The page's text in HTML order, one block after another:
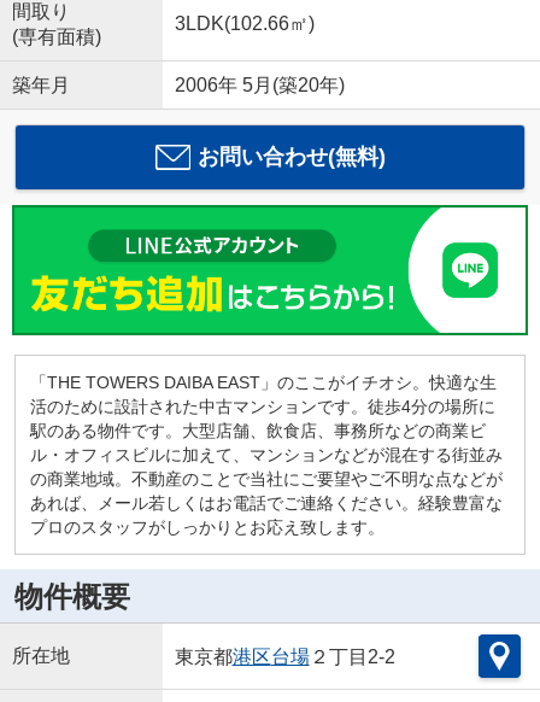
間取り
(専有面積)
3LDK(102.66㎡)
築年月 2006年 5月(築20年)
お問い合わせ(無料)
「THE TOWERS DAIBA EAST」のここがイチオシ。快適な生
活のために設計された中古マンションです。徒歩4分の場所に
駅のある物件です。大型店舗、飲食店、事務所などの商業ビ
ル・オフィスビルに加えて、マンションなどが混在する街並み
の商業地域。不動産のことで当社にご要望やご不明な点などが
あれば、メール若しくはお電話でご連絡ください。経験豊富な
プロのスタッフがしっかりとお応え致します。
物件概要
所在地 東京都港区台場２丁目2-2